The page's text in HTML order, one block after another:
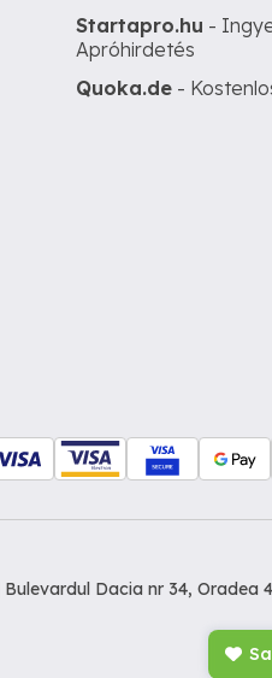
Startapro.hu -
Apróhirdetés
Quoka.de -
Dacia nr 34, Oradea